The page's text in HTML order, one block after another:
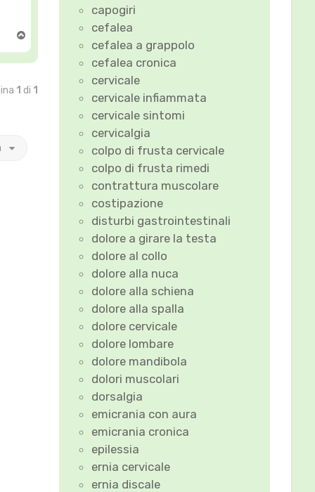
o
1 di 1
capogiri
cefalea
cefalea a grappolo
cefalea cronica
cervicale
cervicale infiammata
cervicale sintomi
cervicalgia
colpo di frusta cervicale
colpo di frusta rimedi
contrattura muscolare
costipazione
disturbi gastrointestinali
dolore a girare la testa
dolore al collo
dolore alla nuca
dolore alla schiena
dolore alla spalla
dolore cervicale
dolore lombare
dolore mandibola
dolori muscolari
dorsalgia
emicrania con aura
emicrania cronica
epilessia
ernia cervicale
ernia discale